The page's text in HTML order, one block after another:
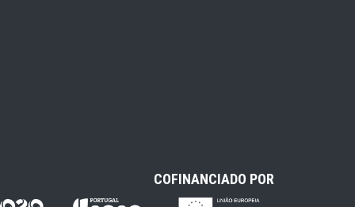
COFINANCIADO POR